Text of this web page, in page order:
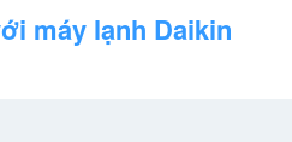
máy lạnh Daikin